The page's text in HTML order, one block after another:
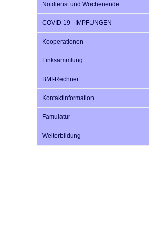
Notdienst und Wochenende
COVID 19 - IMPFUNGEN
Kooperationen
Linksammlung
BMI-Rechner
Kontaktinformation
Famulatur
Weiterbildung